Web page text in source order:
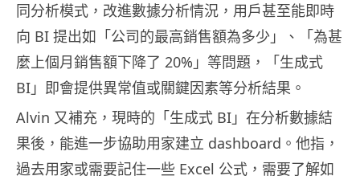
同分析模式，改進數據分析情況，用戶甚至能即時
向 BI 提出如「公司的最高銷售額為多少」、「為甚
麼上個月銷售額下降了 20%」等問題，「生成式
BI」即會提供異常值或關鍵因素等分析結果。
Alvin 又補充，現時的「生成式 BI」在分析數據結
果後，能進一步協助用家建立 dashboard。他指，
過去用家或需要記住一些 Excel 公式，需要了解如